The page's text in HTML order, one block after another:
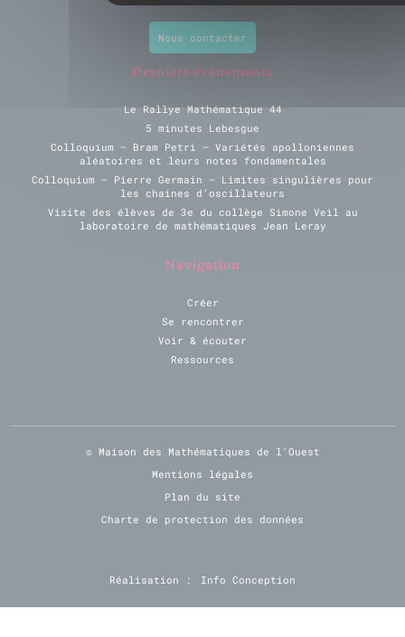
Nous contacter
Derniers évènements
Le Rallye Mathématique 44
5 minutes Lebesgue
Colloquium – Bram Petri – Variétés apolloniennes
aléatoires et leurs notes fondamentales
Colloquium – Pierre Germain – Limites singulières pour
les chaines d’oscillateurs
Visite des élèves de 3e du collège Simone Veil au
laboratoire de mathématiques Jean Leray
Navigation
Créer
Se rencontrer
Voir & écouter
Ressources
© Maison des Mathématiques de l'Ouest
Mentions légales
Plan du site
Charte de protection des données
Réalisation : Info Conception